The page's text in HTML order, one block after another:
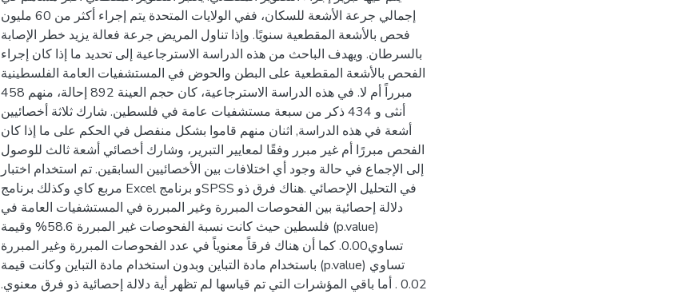
إجمالي جرعة الأشعة للسكان، ففي الولايات المتحدة يتم إجراء أكثر من 60 مليون
فحص بالأشعة المقطعية سنويًا. وإذا تناول المريض جرعة فعالة يزيد خطر الإصابة
بالسرطان. ويهدف الباحث من هذه الدراسة الاسترجاعية إلى تحديد ما إذا كان إجراء
الفحص بالأشعة المقطعية على البطن والحوض في المستشفيات العامة الفلسطينية
مبرراً أم لا. في هذه الدراسة الاسترجاعية، كان حجم العينة 892 إحالة، منهم 458
أنثى و 434 ذكر من سبعة مستشفيات عامة في فلسطين. شارك ثلاثة أخصائيين
أشعة في هذه الدراسة, اثنان منهم قاموا بشكل منفصل في الحكم على ما إذا كان
الفحص مبررًا أم غير مبرر وفقًا لمعايير التبرير، وشارك أخصائي أشعة ثالث للوصول
إلى الإجماع في حالة وجود أي اختلافات بين الأخصائيين السابقين. تم استخدام اختبار
مربع كاي وكذلك برنامج Excel و برنامجSPSS في التحليل الإحصائي .هناك فرق ذو
دلالة إحصائية بين الفحوصات المبررة وغير المبررة في المستشفيات العامة في
فلسطين حيث كانت نسبة الفحوصات غير المبررة 58.6% وقيمة (p.value)
تساوي0.00. كما أن هناك فرقاً معنوياً في عدد الفحوصات المبررة وغير المبررة
باستخدام مادة التباين وبدون استخدام مادة التباين وكانت قيمة (p.value) تساوي
0.02 . أما باقي المؤشرات التي تم قياسها لم تظهر أية دلالة إحصائية ذو فرق معنوي.